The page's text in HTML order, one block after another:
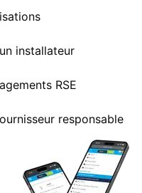
installateur
RSE
responsable